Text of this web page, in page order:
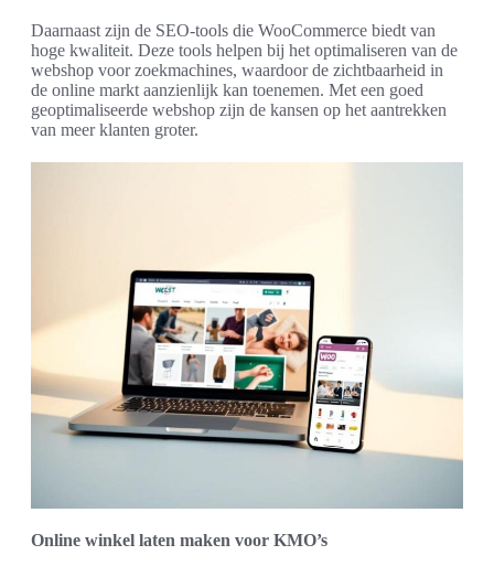
Daarnaast zijn de SEO-tools die WooCommerce biedt van
hoge kwaliteit. Deze tools helpen bij het optimaliseren van de
webshop voor zoekmachines, waardoor de zichtbaarheid in
de online markt aanzienlijk kan toenemen. Met een goed
geoptimaliseerde webshop zijn de kansen op het aantrekken
van meer klanten groter.
Online winkel laten maken voor KMO’s